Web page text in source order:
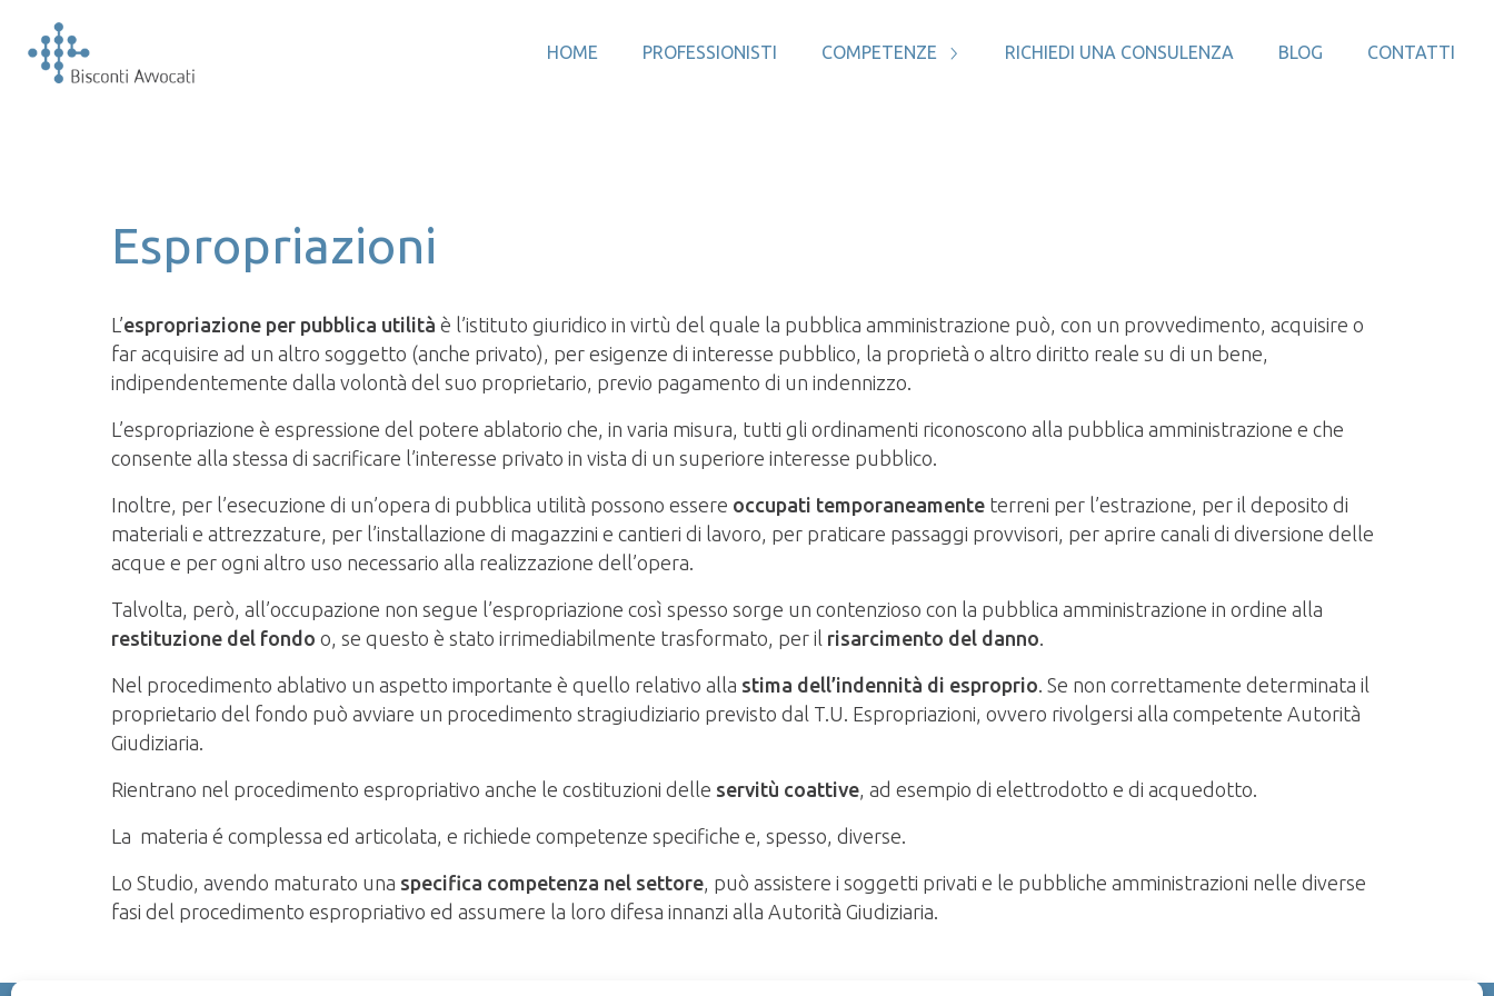
HOME PROFESSIONISTI COMPETENZE RICHIEDI UNA CONSULENZA BLOG CONTATTI
Espropriazioni
L’espropriazione per pubblica utilità è l’istituto giuridico in virtù del quale la pubblica amministrazione può, con un provvedimento, acquisire o
far acquisire ad un altro soggetto (anche privato), per esigenze di interesse pubblico, la proprietà o altro diritto reale su di un bene,
indipendentemente dalla volontà del suo proprietario, previo pagamento di un indennizzo.
L’espropriazione è espressione del potere ablatorio che, in varia misura, tutti gli ordinamenti riconoscono alla pubblica amministrazione e che
consente alla stessa di sacrificare l’interesse privato in vista di un superiore interesse pubblico.
Inoltre, per l’esecuzione di un’opera di pubblica utilità possono essere occupati temporaneamente terreni per l’estrazione, per il deposito di
materiali e attrezzature, per l’installazione di magazzini e cantieri di lavoro, per praticare passaggi provvisori, per aprire canali di diversione delle
acque e per ogni altro uso necessario alla realizzazione dell’opera.
Talvolta, però, all’occupazione non segue l’espropriazione così spesso sorge un contenzioso con la pubblica amministrazione in ordine alla
restituzione del fondo o, se questo è stato irrimediabilmente trasformato, per il risarcimento del danno
Nel procedimento ablativo un aspetto importante è quello relativo alla stima dell’indennità di esproprio . Se non correttamente determinata il
proprietario del fondo può avviare un procedimento stragiudiziario previsto dal T.U. Espropriazioni, ovvero rivolgersi alla competente Autorità
Giudiziaria.
Rientrano nel procedimento espropriativo anche le costituzioni delle servitù coattive , ad esempio di elettrodotto e di acquedotto.
La materia é complessa ed articolata, e richiede competenze specifiche e, spesso, diverse.
Lo Studio, avendo maturato una specifica competenza nel settore , può assistere i soggetti privati e le pubbliche amministrazioni nelle diverse
fasi del procedimento espropriativo ed assumere la loro difesa innanzi alla Autorità Giudiziaria.